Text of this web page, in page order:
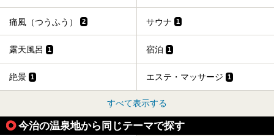
痛風（つうふう） 2 サウナ 1
露天風呂 1 宿泊 1
絶景 1 エステ・マッサージ 1
すべて表示する
今治の温泉地から同じテーマで探す